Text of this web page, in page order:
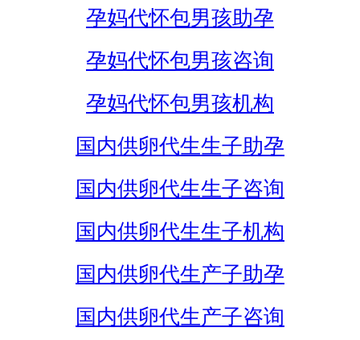
孕妈代怀包男孩助孕
孕妈代怀包男孩咨询
孕妈代怀包男孩机构
国内供卵代生生子助孕
国内供卵代生生子咨询
国内供卵代生生子机构
国内供卵代生产子助孕
国内供卵代生产子咨询